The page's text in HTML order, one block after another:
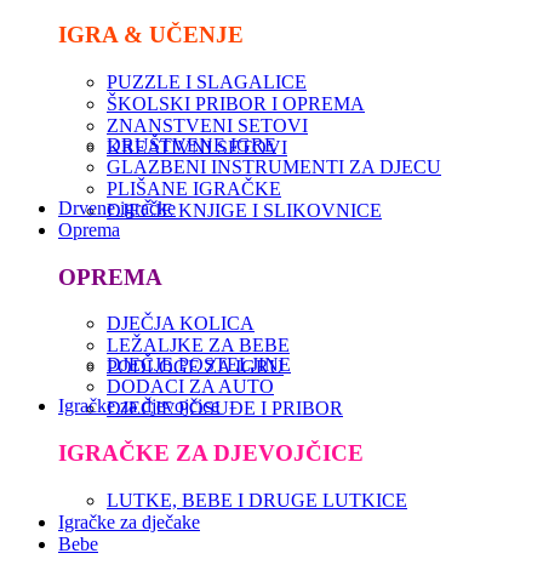
IGRA & UČENJE
PUZZLE I SLAGALICE
ŠKOLSKI PRIBOR I OPREMA
ZNANSTVENI SETOVI
KREATIVNI SETOVI
DRUŠTVENE IGRE
GLAZBENI INSTRUMENTI ZA DJECU
PLIŠANE IGRAČKE
DJEČJE KNJIGE I SLIKOVNICE
Drvene igračke
Oprema
OPREMA
DJEČJA KOLICA
LEŽALJKE ZA BEBE
PODLOGE ZA IGRU
DJEČJE POSTELJINE
DODACI ZA AUTO
DJEČJE POSUĐE I PRIBOR
Igračke za djevojčice
IGRAČKE ZA DJEVOJČICE
LUTKE, BEBE I DRUGE LUTKICE
Igračke za dječake
Bebe